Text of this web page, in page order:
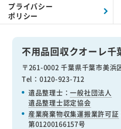
不用品回収クオーレ千
〒261-0002 千葉県千葉市美浜
Tel：0120-923-712
遺品整理士：一般社団法人
遺品整理士認定協会
産業廃棄物収集運搬業許可証
第01200166157号
プライバシー
ポリシー